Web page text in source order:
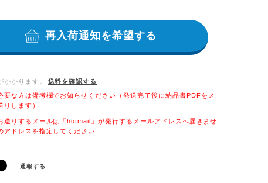
再入荷通知を希望する
かります。
送料を確認する
な方は備考欄でお知らせください（発送完了後に納品書PDFをメ
りします）
送りするメールは「hotmail」が発行するメールアドレスへ届きませ
アドレスを指定してください
通報する